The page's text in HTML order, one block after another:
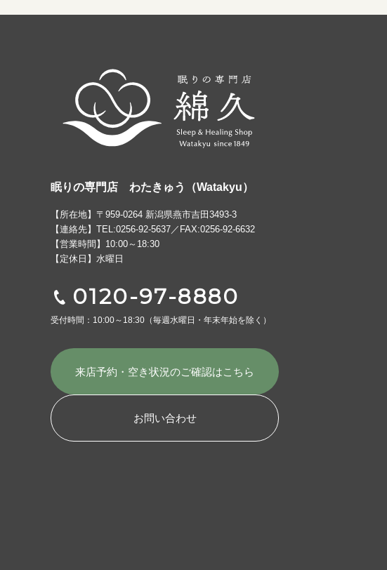
眠りの専門店 わたきゅう（Watakyu）
【所在地】〒959-0264 新潟県燕市吉田3493-3
【連絡先】TEL:0256-92-5637／FAX:0256-92-6632
【営業時間】10:00～18:30
【定休日】水曜日
0120-97-8880
受付時間：10:00～18:30 （毎週水曜日・年末年始を除く）
来店予約・空き状況のご確認はこちら
お問い合わせ